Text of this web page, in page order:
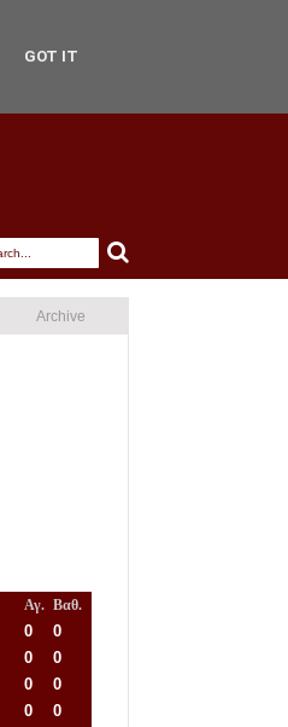
Archive
Αγ. Βαθ.
0
0
0
0
0
0
0
0
GOT IT